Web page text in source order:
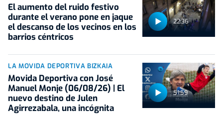
22:36
El aumento del ruido festivo
durante el verano pone en jaque
el descanso de los vecinos en los
barrios céntricos
51:59
LA MOVIDA DEPORTIVA BIZKAIA
Movida Deportiva con José
Manuel Monje (06/08/26) | El
nuevo destino de Julen
Agirrezabala, una incógnita